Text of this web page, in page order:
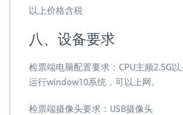
以上价格含税
八、设备要求
检票端电脑配置要求：CPU主频2.5G以
运行window10系统，可以上网。
检票端摄像头要求：USB摄像头